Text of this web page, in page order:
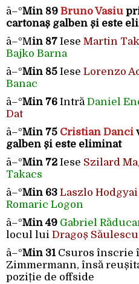
â–ºMin 89 Bruno Vasiu
cartonaș galben și este
â–ºMin 87 Iese Martin
Bajko Barna
â–ºMin 85 Iese Lorenzo
Banac
â–ºMin 76 IntrăDaniel
Dat
â–ºMin 75 Cristian Danci
galben și este eliminat
â–ºMin 72 Iese Szilard
Takacs
â–ºMin 63 Laszlo Hodgyai
Romaric Logon
â–ºMin 49 Gabriel
locul lui Dragoș Săulescu
â–ºMin 31Csuros înscrie
Zimmermann, însă
poziție de offside